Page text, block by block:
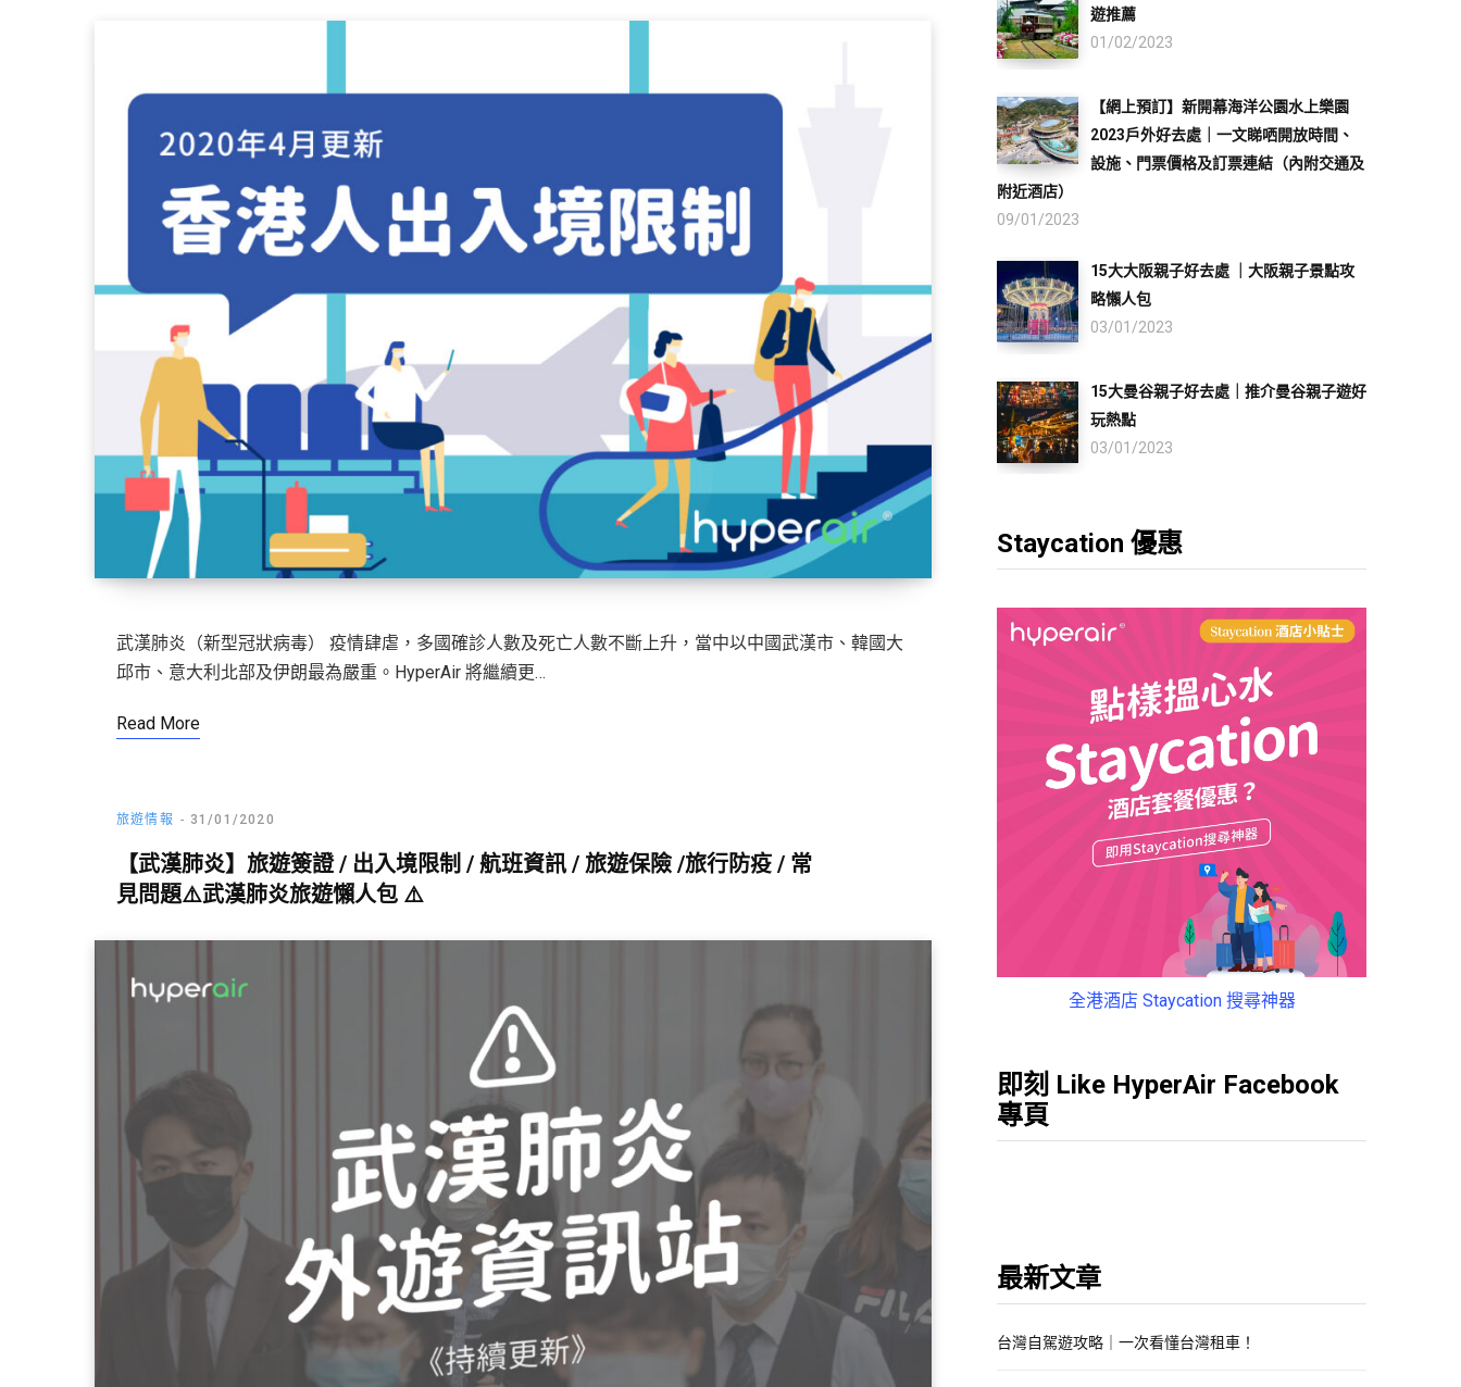
武漢肺炎（新型冠狀病毒） 疫情肆虐，多國確診人數及死亡人數不斷上升，當中以中國武漢市、韓國大
邱市、意大利北部及伊朗最為嚴重。HyperAir 將繼續更…
Read More
旅遊情報 31/01/2020
【武漢肺炎】旅遊簽證 / 出入境限制 / 航班資訊 / 旅遊保險 /旅行防疫 / 常
見問題⚠️武漢肺炎旅遊懶人包 ⚠️
遊推薦
01/02/2023
【網上預訂】新開幕海洋公園水上樂園
2023戶外好去處｜一文睇哂開放時間、
設施、門票價格及訂票連結（內附交通及
附近酒店）
09/01/2023
15大大阪親子好去處 ｜大阪親子景點攻
略懶人包
03/01/2023
15大曼谷親子好去處｜推介曼谷親子遊好
玩熱點
03/01/2023
Staycation 優惠
全港酒店 Staycation 搜尋神器
即刻 Like HyperAir Facebook
專頁
最新文章
台灣自駕遊攻略｜一次看懂台灣租車！